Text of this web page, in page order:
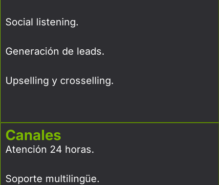
Social listening.
Generación de leads.
Upselling y crosselling.
Canales
Atención 24 horas.
Soporte multilingüe.